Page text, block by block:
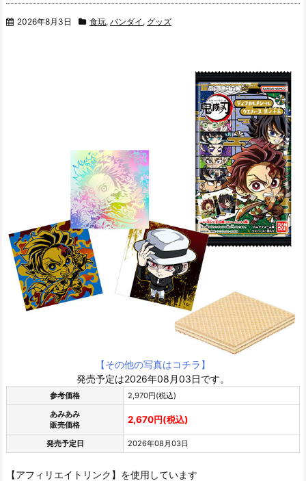
2026年8月3日 食玩, バンダイ , グッズ
【その他の写真はコチラ】
発売予定は2026年08月03日です。
参考価格
2,970円(税込)
あみあみ
販売価格
2,670円(税込)
発売予定日 2026年08月03日
【アフィリエイトリンク】を使用しています